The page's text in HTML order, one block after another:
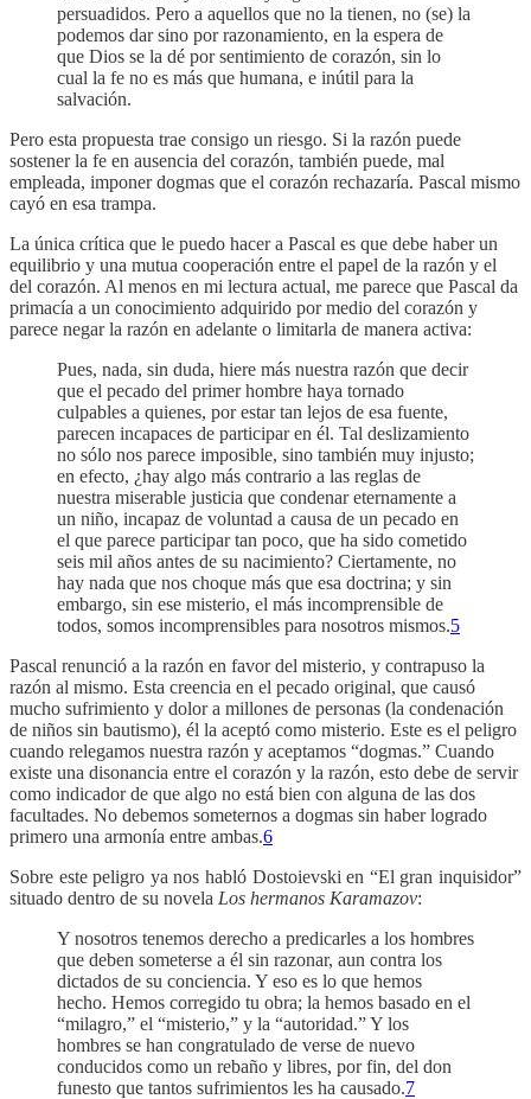
persuadidos. Pero a aquellos que no la tienen, no (se) la
podemos dar sino por razonamiento, en la espera de
que Dios se la dé por sentimiento de corazón, sin lo
cual la fe no es más que humana, e inútil para la
salvación.
Pero esta propuesta trae consigo un riesgo. Si la razón puede
sostener la fe en ausencia del corazón, también puede, mal
empleada, imponer dogmas que el corazón rechazaría. Pascal mismo
cayó en esa trampa.
La única crítica que le puedo hacer a Pascal es que debe haber un
equilibrio y una mutua cooperación entre el papel de la razón y el
del corazón. Al menos en mi lectura actual, me parece que Pascal da
primacía a un conocimiento adquirido por medio del corazón y
parece negar la razón en adelante o limitarla de manera activa:
Pues, nada, sin duda, hiere más nuestra razón que decir
que el pecado del primer hombre haya tornado
culpables a quienes, por estar tan lejos de esa fuente,
parecen incapaces de participar en él. Tal deslizamiento
no sólo nos parece imposible, sino también muy injusto;
en efecto, ¿hay algo más contrario a las reglas de
nuestra miserable justicia que condenar eternamente a
un niño, incapaz de voluntad a causa de un pecado en
el que parece participar tan poco, que ha sido cometido
seis mil años antes de su nacimiento? Ciertamente, no
hay nada que nos choque más que esa doctrina; y sin
embargo, sin ese misterio, el más incomprensible de
todos, somos incomprensibles para nosotros mismos.5
Pascal renunció a la razón en favor del misterio, y contrapuso la
razón al mismo. Esta creencia en el pecado original, que causó
mucho sufrimiento y dolor a millones de personas (la condenación
de niños sin bautismo), él la aceptó como misterio. Este es el peligro
cuando relegamos nuestra razón y aceptamos “dogmas.” Cuando
existe una disonancia entre el corazón y la razón, esto debe de servir
como indicador de que algo no está bien con alguna de las dos
facultades. No debemos someternos a dogmas sin haber logrado
primero una armonía entre ambas.6
Sobre este peligro ya nos habló Dostoievski en “El gran inquisidor”
situado dentro de su novela Los hermanos Karamazov:
Y nosotros tenemos derecho a predicarles a los hombres
que deben someterse a él sin razonar, aun contra los
dictados de su conciencia. Y eso es lo que hemos
hecho. Hemos corregido tu obra; la hemos basado en el
“milagro,” el “misterio,” y la “autoridad.” Y los
hombres se han congratulado de verse de nuevo
conducidos como un rebaño y libres, por fin, del don
funesto que tantos sufrimientos les ha causado.7